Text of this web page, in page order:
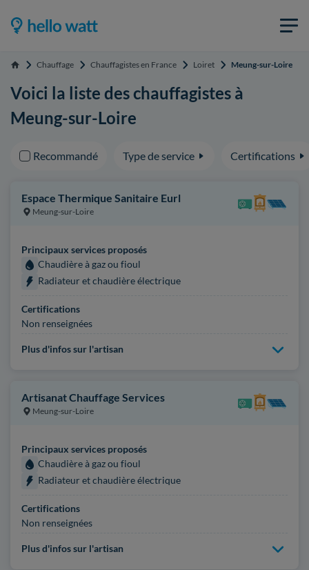
Accueil Chauffage Chauffagistes en France Loiret Meung-sur-Loire
Voici la liste des chauffagistes à
Meung-sur-Loire
Recommandé Type de service Certifications
Espace Thermique Sanitaire Eurl
Meung-sur-Loire
Principaux services proposés
Chaudière à gaz ou fioul
Radiateur et chaudière électrique
Certifications
Non renseignées
Plus d'infos sur l'artisan
Artisanat Chauffage Services
Meung-sur-Loire
Principaux services proposés
Chaudière à gaz ou fioul
Radiateur et chaudière électrique
Certifications
Non renseignées
Plus d'infos sur l'artisan